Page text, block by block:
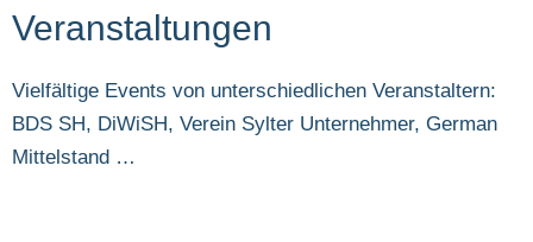
Veranstaltungen
Vielfältige Events von unterschiedlichen Veranstaltern:
BDS SH, DiWiSH, Verein Sylter Unternehmer, German
Mittelstand …